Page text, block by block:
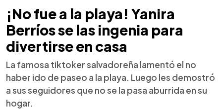
¡No fue a la playa! Yanira
Berríos se las ingenia para
divertirse en casa
La famosa tiktoker salvadoreña lamentó el no
haber ido de paseo a la playa. Luego les demostró
a sus seguidores que no se la pasa aburrida en su
hogar.